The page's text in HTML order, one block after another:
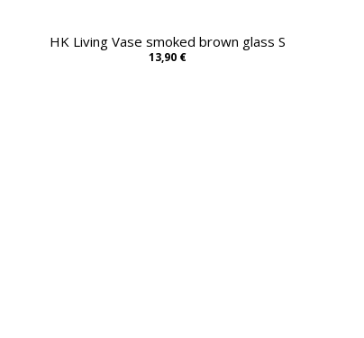
HK Living Vase smoked brown glass S
13,90 €